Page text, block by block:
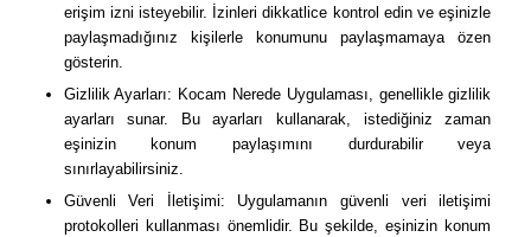
erişim izni isteyebilir. İzinleri dikkatlice kontrol edin ve eşinizle
paylaşmadığınız kişilerle konumunu paylaşmamaya özen
gösterin.
Gizlilik Ayarları: Kocam Nerede Uygulaması, genellikle gizlilik
ayarları sunar. Bu ayarları kullanarak, istediğiniz zaman
eşinizin konum paylaşımını durdurabilir veya
sınırlayabilirsiniz.
Güvenli Veri İletişimi: Uygulamanın güvenli veri iletişimi
protokolleri kullanması önemlidir. Bu şekilde, eşinizin konum